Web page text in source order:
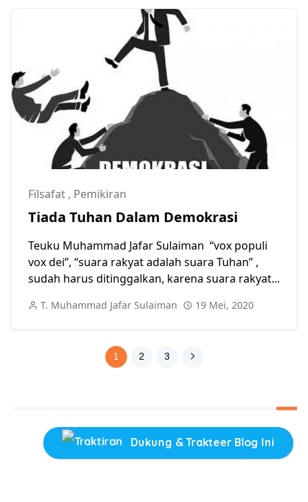
Filsafat , Pemikiran
Tiada Tuhan Dalam Demokrasi
Teuku Muhammad Jafar Sulaiman “vox populi
vox dei”, “suara rakyat adalah suara Tuhan” ,
sudah harus ditinggalkan, karena suara rakyat...
T. Muhammad Jafar Sulaiman 19 Mei, 2020
1 2 3
Dukung & Trakteer Blog Ini